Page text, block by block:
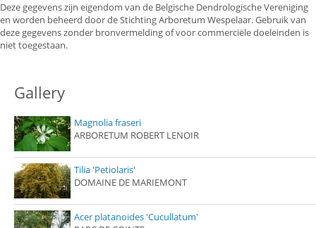
Deze gegevens zijn eigendom van de Belgische Dendrologische Vereniging
en worden beheerd door de Stichting Arboretum Wespelaar. Gebruik van
deze gegevens zonder bronvermelding of voor commerciële doeleinden is
niet toegestaan.
Gallery
Magnolia fraseri
ARBORETUM ROBERT LENOIR
Tilia 'Petiolaris'
DOMAINE DE MARIEMONT
Acer platanoides 'Cucullatum'